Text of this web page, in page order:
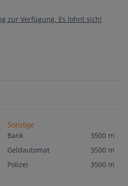
zur Verfügung. Es lohnt sich!
Sonstige
Bank
3500 m
Geldautomat
3500 m
Polizei
3500 m